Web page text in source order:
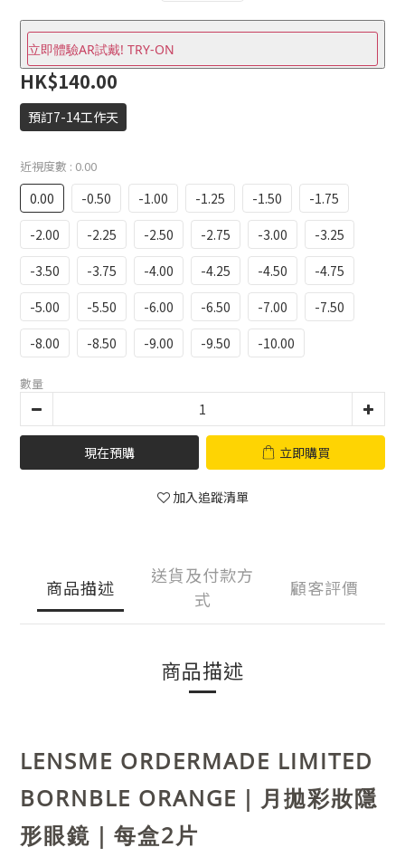
立即體驗AR試戴! TRY-ON
HK$140.00
預訂7-14工作天
近視度數 : 0.00
0.00 -0.50 -1.00 -1.25 -1.50
-1.75
-2.00
-2.25 -2.50 -2.75 -3.00
-3.25
-3.50
-3.75 -4.00 -4.25 -4.50
-4.75
-5.00
-5.50 -6.00 -6.50 -7.00
-7.50
-8.00
-8.50 -9.00 -9.50 -10.00
數量
現在預購 立即購買
加入追蹤清單
商品描述
送貨及付款方
式
顧客評價
商品描述
LENSME ORDERMADE LIMITED
BORNBLE ORANGE｜月拋彩妝隱
形眼鏡｜每盒2片